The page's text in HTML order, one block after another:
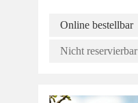
Online bestellbar
Nicht reservierbar